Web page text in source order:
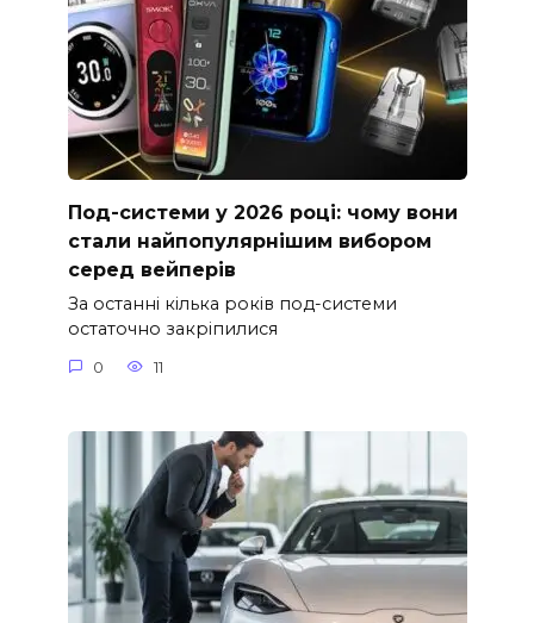
Под-системи у 2026 році: чому вони
стали найпопулярнішим вибором
серед вейперів
За останні кілька років под-системи
остаточно закріпилися
0 11